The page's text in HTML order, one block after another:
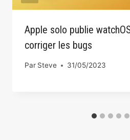
Apple solo publie
corriger les bugs
Par Steve 31/05/2023